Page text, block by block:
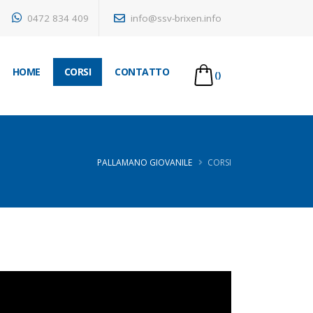
0472 834 409 info@ssv-brixen.info
HOME CORSI CONTATTO ()
PALLAMANO GIOVANILE CORSI